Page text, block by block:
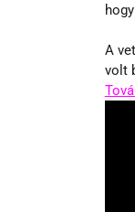
A
volt